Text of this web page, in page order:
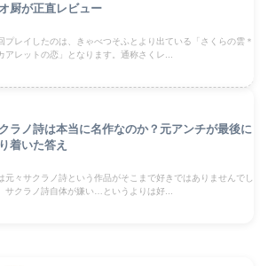
厨が正直レビュー
プレイしたのは、きゃべつそふとより出ている「さくらの雲＊
アレットの恋」となります。通称さくレ...
ラノ詩は本当に名作なのか？元アンチが最後に
着いた答え
元々サクラノ詩という作品がそこまで好きではありませんでし
サクラノ詩自体が嫌い…というよりは好...